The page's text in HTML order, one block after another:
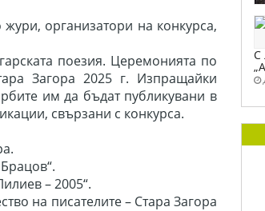
организатори на конкурса,
поезия. Церемонията по
Загора 2025 г. Изпращайки
им да бъдат публикувани в
свързани с конкурса.
– 2005“.
на писателите – Стара Загора
С